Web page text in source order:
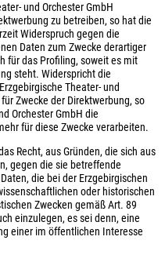
und Orchester GmbH
zu betreiben, so hat die
Widerspruch gegen die
Daten zum Zwecke derartiger
für das Profiling, soweit es mit
steht. Widerspricht die
Theater- und
Zwecke der Direktwerbung, so
Orchester GmbH die
für diese Zwecke verarbeiten.
Recht, aus Gründen, die sich aus
gegen die sie betreffende
die bei der Erzgebirgischen
oder historischen
Zwecken gemäß Art. 89
einzulegen, es sei denn, eine
einer im öffentlichen Interesse